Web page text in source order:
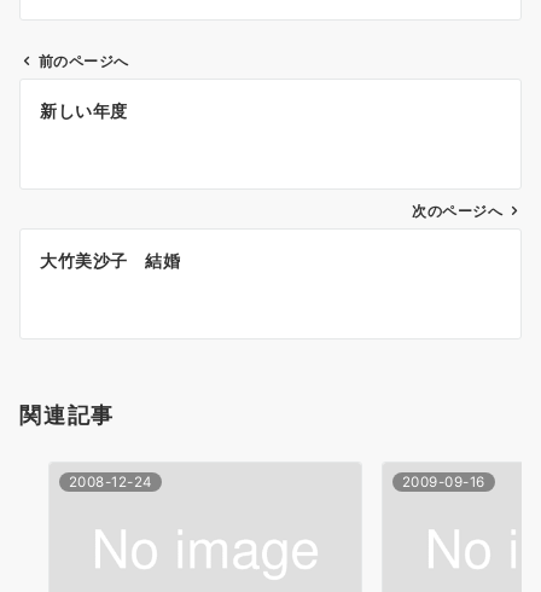
投
ゲ
シ
ン
前のページへ
新しい年度
次のページへ
大竹美沙子 結婚
関連記事
2008-12-24 2009-09-16